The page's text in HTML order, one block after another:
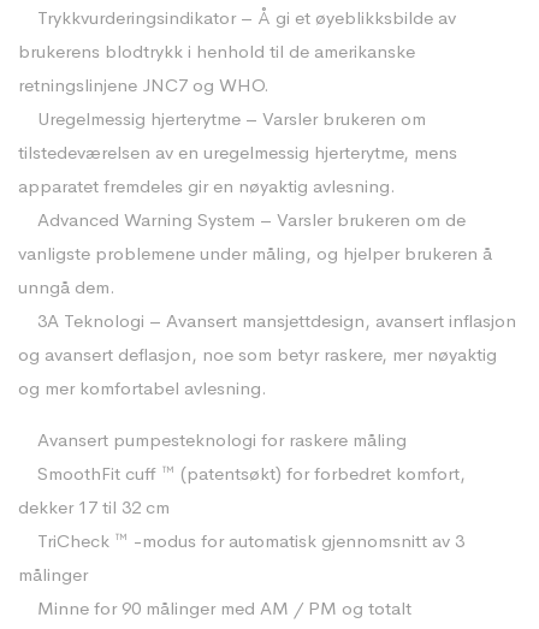
Trykkvurderingsindikator – Å gi et øyeblikksbilde av
brukerens blodtrykk i henhold til de amerikanske
retningslinjene JNC7 og WHO.
Uregelmessig hjerterytme – Varsler brukeren om
tilstedeværelsen av en uregelmessig hjerterytme, mens
apparatet fremdeles gir en nøyaktig avlesning.
Advanced Warning System – Varsler brukeren om de
vanligste problemene under måling, og hjelper brukeren å
unngå dem.
3A Teknologi – Avansert mansjettdesign, avansert inflasjon
og avansert deflasjon, noe som betyr raskere, mer nøyaktig
og mer komfortabel avlesning.
Avansert pumpesteknologi for raskere måling
SmoothFit cuff ™ (patentsøkt) for forbedret komfort,
dekker 17 til 32 cm
TriCheck ™ -modus for automatisk gjennomsnitt av 3
målinger
Minne for 90 målinger med AM / PM og totalt